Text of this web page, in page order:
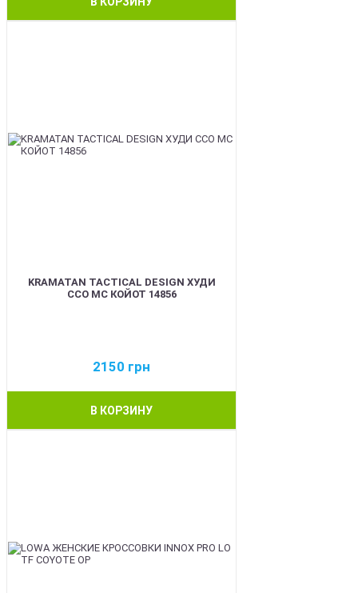
KRAMATAN TACTICAL DESIGN ХУДИ
ССО МС КОЙОТ 14856
2150 грн
В КОРЗИНУ